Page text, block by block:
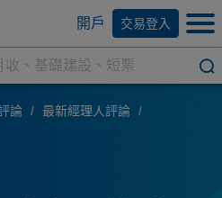
開戶 交易登入
論 / 最新經理人評論 /